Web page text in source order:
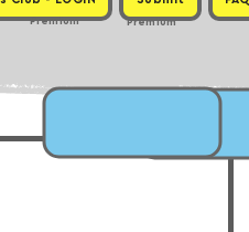
Premium
Premium